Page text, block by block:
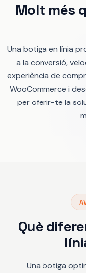
Molt més
Una botiga en línia
a la conversió,
experiència de
WooCommerce i
per oferir-te la
Què
Una botiga